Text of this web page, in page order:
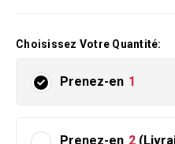
Choisissez Votre Quantité:
Prenez-en 1
Prenez-en 2